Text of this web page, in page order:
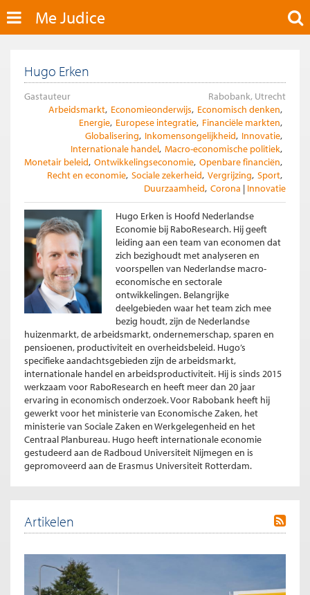
Me Judice
Hugo Erken
Gastauteur
Rabobank, Utrecht
Arbeidsmarkt Economieonderwijs Economisch denken
Energie Europese integratie Financiële markten
Globalisering Inkomensongelijkheid Innovatie
Internationale handel Macro-economische politiek
Monetair beleid Ontwikkelingseconomie Openbare financiën
Recht en economie Sociale zekerheid Vergrijzing Sport
Duurzaamheid Corona Innovatie
Hugo Erken is Hoofd Nederlandse
Economie bij RaboResearch. Hij geeft
leiding aan een team van economen dat
zich bezighoudt met analyseren en
voorspellen van Nederlandse macro-
economische en sectorale
ontwikkelingen. Belangrijke
deelgebieden waar het team zich mee
bezig houdt, zijn de Nederlandse
huizenmarkt, de arbeidsmarkt, ondernemerschap, sparen en
pensioenen, productiviteit en overheidsbeleid. Hugo’s
specifieke aandachtsgebieden zijn de arbeidsmarkt,
internationale handel en arbeidsproductiviteit. Hij is sinds 2015
werkzaam voor RaboResearch en heeft meer dan 20 jaar
ervaring in economisch onderzoek. Voor Rabobank heeft hij
gewerkt voor het ministerie van Economische Zaken, het
ministerie van Sociale Zaken en Werkgelegenheid en het
Centraal Planbureau. Hugo heeft internationale economie
gestudeerd aan de Radboud Universiteit Nijmegen en is
gepromoveerd aan de Erasmus Universiteit Rotterdam.
Artikelen